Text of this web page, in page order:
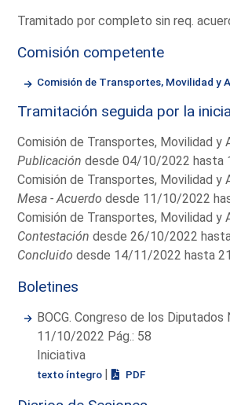
Tramitado por completo sin req.
Comisión competente
Comisión de Transportes, Movilidad y
Tramitación seguida por la
Comisión de Transportes, Movilidad y
Publicación desde 04/10/2022 hasta
Comisión de Transportes, Movilidad y
Mesa - Acuerdo desde 11/10/2022
Comisión de Transportes, Movilidad y
Contestación desde 26/10/2022
Concluido desde 14/11/2022 hasta
Boletines
BOCG. Congreso de los Diputados
11/10/2022 Pág.: 58
Iniciativa
texto íntegro | PDF